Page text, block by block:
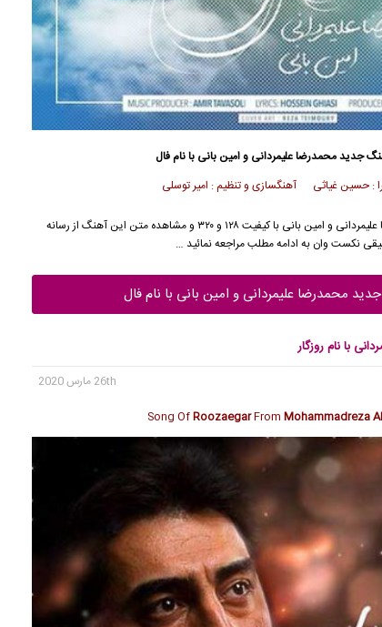
جدیدمحمدرضا علیمردانی وامین بانی با نام فال
: حسین غیاثی آهنگسازی و تنظیم : امیر توسلی
و امین بانی
با کیفیت ۱۲۸ و ۳۲۰ و مشاهده متن این آهنگ از رسانه
نکست وان به ادامه مطلب مراجعه نمائید …
محمدرضا علیمردانی و امین بانی با نام فال
با نام روزگار
26th مارس 2020
Song OfRoozaegarFrom Mohammadreza